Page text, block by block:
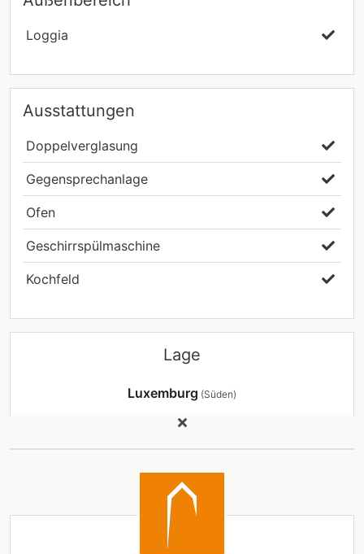
Loggia
Ausstattungen
Doppelverglasung
Gegensprechanlage
Ofen
Geschirrspülmaschine
Kochfeld
Lage
Luxemburg (Süden)